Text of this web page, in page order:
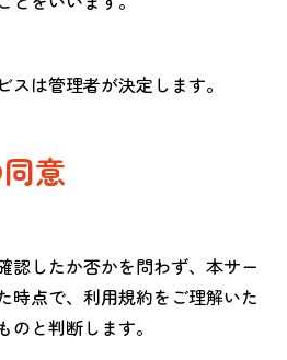
は管理者が決定します。
意
認したか否かを問わず、本サー
時点で、利用規約をご理解いた
のと判断します。